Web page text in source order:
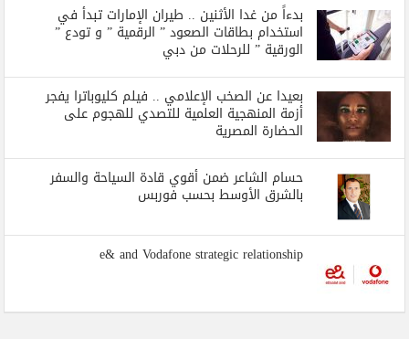
بدءاً من غدا الأثنين .. طيران الإمارات تبدأ في
استخدام بطاقات الصعود ” الرقمية ” و تودع ”
الورقية ” للرحلات من دبي
بعيدا عن الصخب الإعلامي .. فيلم كليوباترا يفجر
أزمة المنهجية العلمية للتصدي للهجوم على
الحضارة المصرية
حسام الشاعر ضمن أقوي قادة السياحة والسفر
بالشرق الأوسط بحسب فوربس
e& and Vodafone strategic relationship